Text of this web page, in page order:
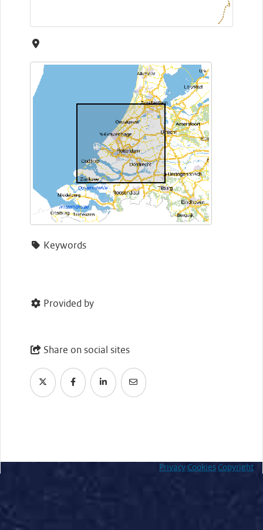
Keywords
Provided by
Share on social sites
Privacy Cookies Copyright